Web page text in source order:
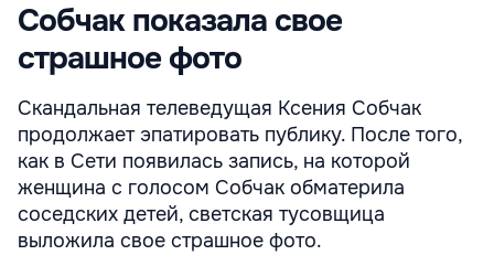
Собчак показала свое
страшное фото
Скандальная телеведущая Ксения Собчак
продолжает эпатировать публику. После того,
как в Сети появилась запись, на которой
женщина с голосом Собчак обматерила
соседских детей, светская тусовщица
выложила свое страшное фото.